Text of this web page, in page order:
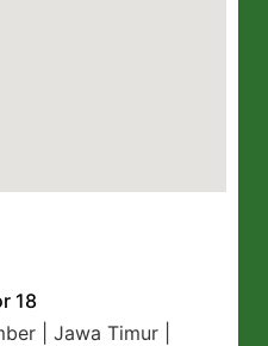
18
| Jawa Timur |